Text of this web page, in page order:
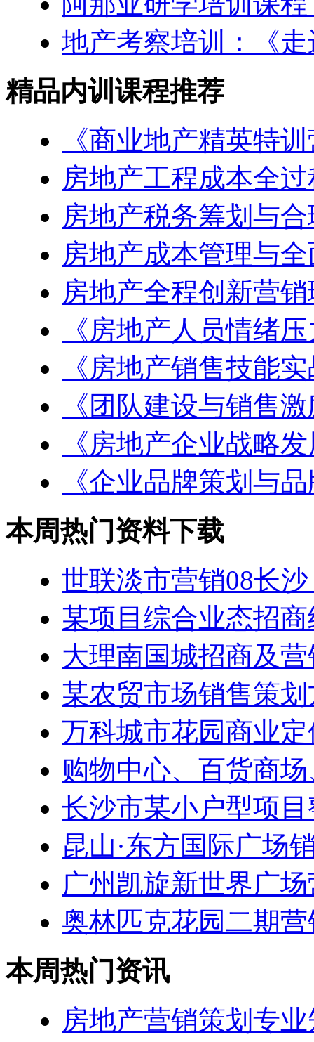
地产考察培训：《
精品内训课程推荐
《商业地产精英特
房地产工程成本全
房地产税务筹划与
房地产成本管理与
房地产全程创新营
《房地产人员情绪
《房地产销售技能
《团队建设与销售
《房地产企业战略
《企业品牌策划与
本周热门资料下载
世联淡市营销08长
某项目综合业态招
大理南国城招商及
某农贸市场销售策
万科城市花园商业
购物中心、百货商
长沙市某小户型项
昆山·东方国际广场
广州凯旋新世界广
奥林匹克花园二期
本周热门资讯
房地产营销策划专